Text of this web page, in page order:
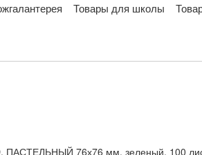
Товары для школы
ПАСТЕЛЬНЫЙ 76х76 мм, зеленый, 100